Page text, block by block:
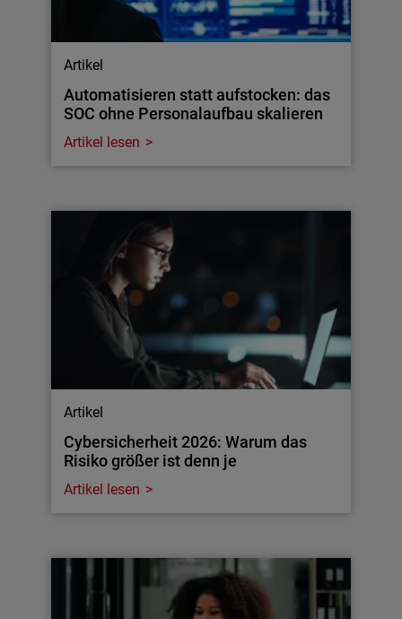
Artikel
Automatisieren statt aufstocken: das
SOC ohne Personalaufbau skalieren
Artikel lesen
Artikel
Cybersicherheit 2026: Warum das
Risiko größer ist denn je
Artikel lesen